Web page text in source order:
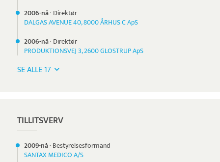
2006-nå· Direktør
DALGAS AVENUE 40, 8000 ÅRHUS C ApS
2006-nå· Direktør
PRODUKTIONSVEJ 3, 2600 GLOSTRUP ApS
SE ALLE 17
TILLITSVERV
2009-nå· Bestyrelsesformand
SANTAX MEDICO A/S